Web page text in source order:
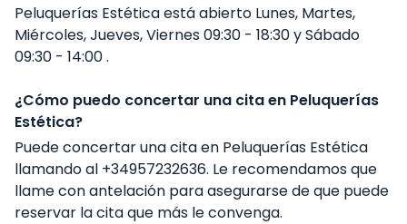
Peluquerías Estética está abierto Lunes, Martes,
Miércoles, Jueves, Viernes 09:30 - 18:30 y Sábado
09:30 - 14:00 .
¿Cómo puedo concertar una cita en Peluquerías
Estética?
Puede concertar una cita en Peluquerías Estética
llamando al +34957232636. Le recomendamos que
llame con antelación para asegurarse de que puede
reservar la cita que más le convenga.